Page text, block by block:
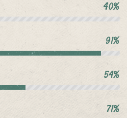
40%
91%
54%
71%